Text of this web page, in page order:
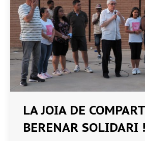
LA JOIA DE
BERENAR SOLIDARI !